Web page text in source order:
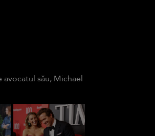
său, Michael